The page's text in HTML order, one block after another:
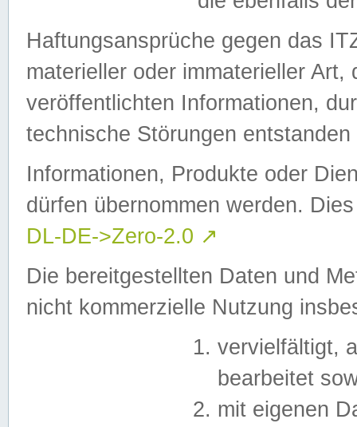
Haftungsansprüche gegen das
materieller oder immaterieller
veröffentlichten Informationen,
technische Störungen
Informationen, Produkte oder
dürfen übernommen werden.
DL-DE->Zero-2.0 ↗
Die bereitgestellten Daten und
nicht kommerzielle Nutzung
vervielfältigt,
bearbeitet
mit eigenen